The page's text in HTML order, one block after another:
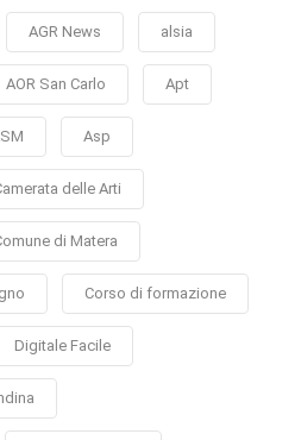
AGR News alsia
AOR San Carlo Apt
Asp
delle Arti
di Matera
Corso di formazione
Digitale Facile